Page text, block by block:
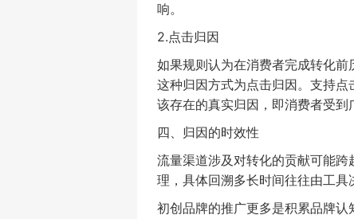
响。
2.点击归因
如果规则认为在消费者完成转化
这种归因方式为点击归因。支持
该存在的真实归因，即消费者受到
四、归因的时效性
流量渠道涉及对转化的贡献可能
理，具体回溯多长时间往往由工具
初创品牌的推广更多是积累品牌